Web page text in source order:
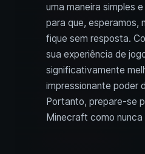
uma maneira simples
para que, esperamos,
fique sem resposta.
sua experiência de
significativamente
impressionante poder
Portanto, prepare-se
Minecraft como nunca